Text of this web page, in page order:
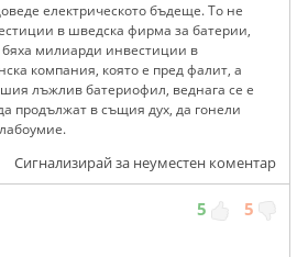
електрическото бъдеще. То не
в шведска фирма за батерии,
бяха милиарди инвестиции в
компания, която е пред фалит, а
лъжлив батериофил, веднага се е
продължат в същия дух, да гонели
Сигнализирай за неуместен коментар
5 5